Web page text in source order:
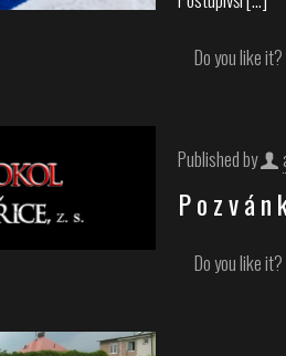
Do you like it?
Published by
Do you like it?